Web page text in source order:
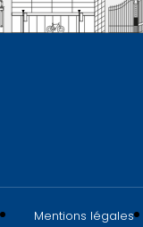
Mentions légales